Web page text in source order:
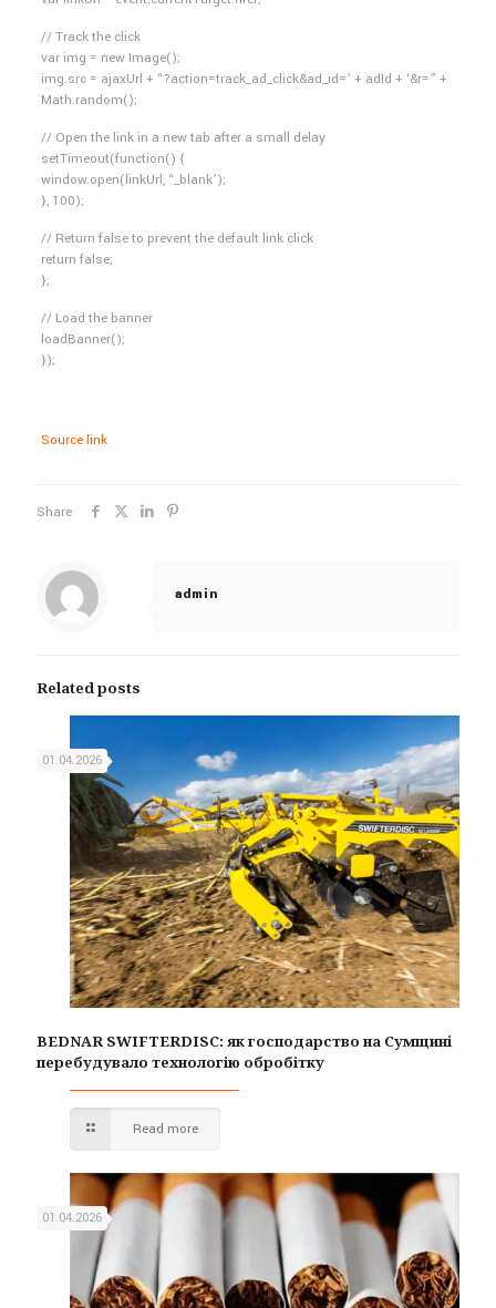
// Track the click
var img = new Image();
img.src = ajaxUrl + “?action=track_ad_click&ad_id=’ + adId + ‘&r=” +
Math.random();
// Open the link in a new tab after a small delay
setTimeout(function() {
window.open(linkUrl, “_blank’);
}, 100);
// Return false to prevent the default link click
return false;
};
// Load the banner
loadBanner();
});
Source link
Share
admin
Related posts
01.04.2026
BEDNAR SWIFTERDISC: як господарство на Сумщині
перебудувало технологію обробітку
Read more
01.04.2026